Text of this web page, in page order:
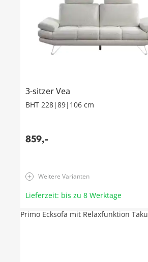
3-sitzerVea
BHT 228|89|106 cm
859,-
Weitere Varianten
Lieferzeit: bis zu 8 Werktage
Primo Ecksofa mit Relaxfunktion Taku